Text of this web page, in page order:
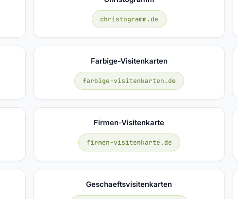
christogramm.de
Farbige-Visitenkarten
farbige-visitenkarten.de
Firmen-Visitenkarte
firmen-visitenkarte.de
Geschaeftsvisitenkarten